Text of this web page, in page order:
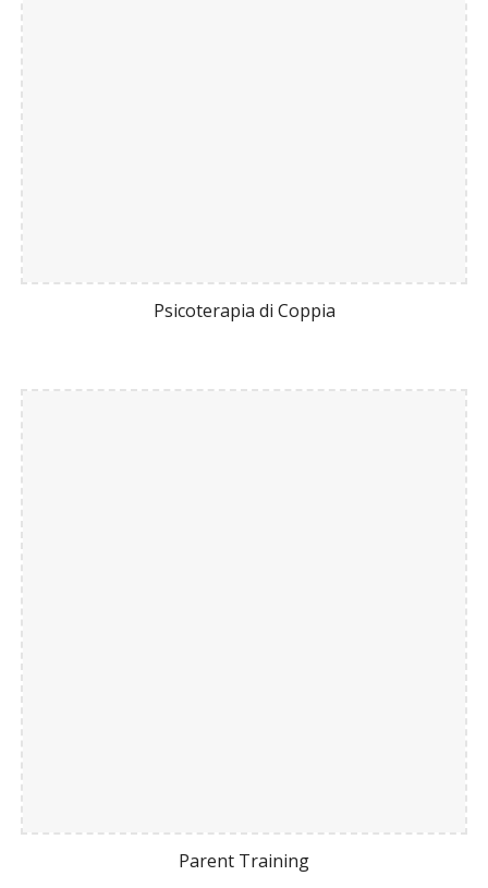
Psicoterapia di Coppia
Parent Training